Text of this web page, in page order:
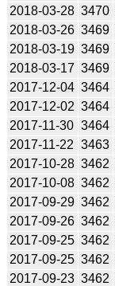
2018-03-28 3470
2018-03-26 3469
2018-03-19 3469
2018-03-17 3469
2017-12-04 3464
2017-12-02 3464
2017-11-30 3464
2017-11-22 3463
2017-10-28 3462
2017-10-08 3462
2017-09-29 3462
2017-09-26 3462
2017-09-25 3462
2017-09-25 3462
2017-09-23 3462